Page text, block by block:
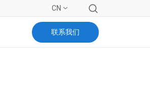
CN
联系我们